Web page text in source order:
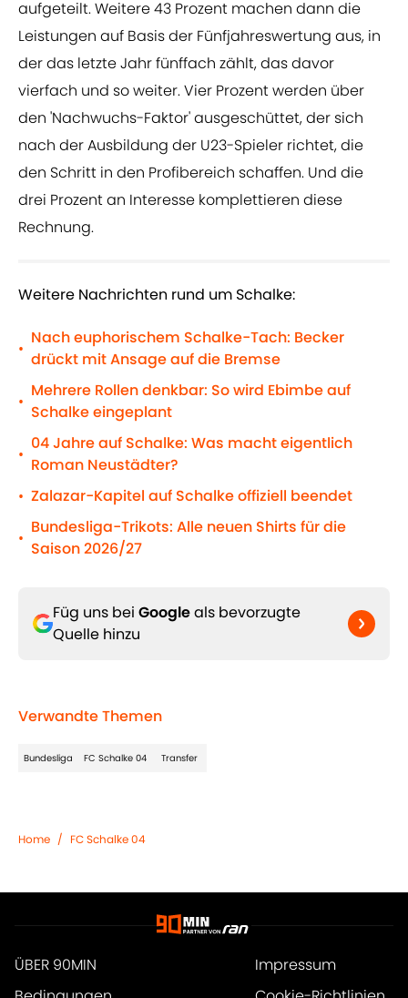
aufgeteilt. Weitere 43 Prozent machen dann die
Leistungen auf Basis der Fünfjahreswertung aus, in
der das letzte Jahr fünffach zählt, das davor
vierfach und so weiter. Vier Prozent werden über
den 'Nachwuchs-Faktor' ausgeschüttet, der sich
nach der Ausbildung der U23-Spieler richtet, die
den Schritt in den Profibereich schaffen. Und die
drei Prozent an Interesse komplettieren diese
Rechnung.
Weitere Nachrichten rund um Schalke:
•
Nach euphorischem Schalke-Tach: Becker
drückt mit Ansage auf die Bremse
•
Mehrere Rollen denkbar: So wird Ebimbe auf
Schalke eingeplant
•
04 Jahre auf Schalke: Was macht eigentlich
Roman Neustädter?
• Zalazar-Kapitel auf Schalke offiziell beendet
•
Bundesliga-Trikots: Alle neuen Shirts für die
Saison 2026/27
Füg uns bei Googleals bevorzugte
Quelle hinzu
Verwandte Themen
Bundesliga FC Schalke 04 Transfer
Home / FC Schalke 04
ÜBER 90MIN
Impressum